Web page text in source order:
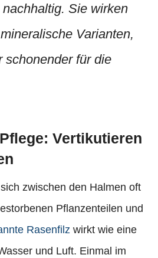
Sie wirken
Varianten,
schonender für die
Vertikutieren
zwischen den Halmen oft
Pflanzenteilen und
Rasenfilz wirkt wie eine
und Luft. Einmal im